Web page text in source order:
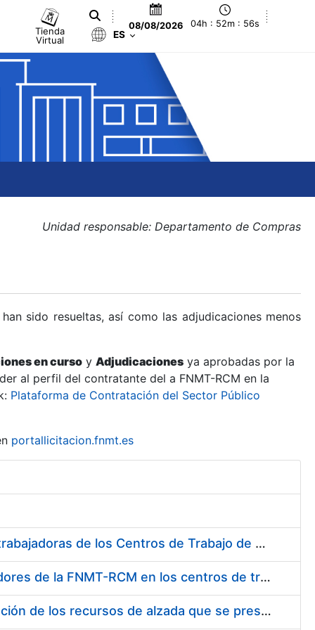
Tienda
Virtual
08/08/2026 04h : 52m : 57s
ES
Unidad responsable: Departamento de Compras
sido resueltas, así como las adjudicaciones menos
en curso y Adjudicaciones ya aprobadas por la
al perfil del contratante del a FNMT-RCM en la
Plataforma de Contratación del Sector Público
portallicitacion.fnmt.es
Suministro de Protectores Auditivos a medida para las personas trabajadoras de los Centros de Trabajo de Madrid y Burgos
Suministro de gafas graduadas antiproyecciones para los trabajadores de la FNMT-RCM en los centros de trabajo de Madrid y Burgos
Servicios de una empresa externa para el asesoramiento y resolución de los recursos de alzada que se presentan relacionados con procesos de selección para la FNMT-RCM